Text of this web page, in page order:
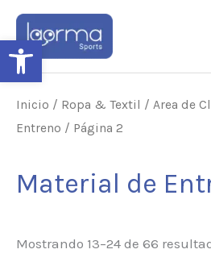
Abrir barra de herramientas
al
contenido
Inicio / Ropa & Textil / Area de
Entreno / Página 2
Material de
Mostrando 13–24 de 66